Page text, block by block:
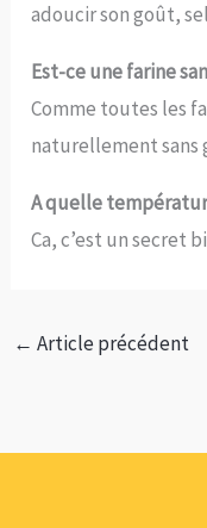
adoucir son goût,
Est-ce une farine
Comme toutes les
naturellement sans
A quelle
Ca, c’est un secret
← Article précédent